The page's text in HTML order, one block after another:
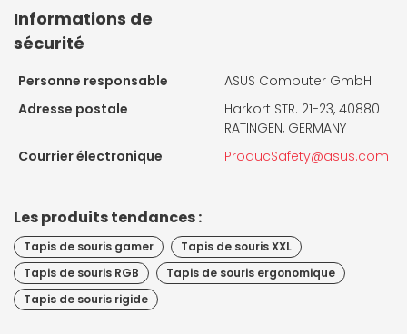
Informations de
sécurité
Personne responsable
ASUS Computer GmbH
Adresse postale
Harkort STR. 21-23, 40880
RATINGEN, GERMANY
Courrier électronique
ProducSafety@asus.com
Les produits tendances :
Tapis de souris gamer
Tapis de souris XXL
Tapis de souris RGB
Tapis de souris ergonomique
Tapis de souris rigide